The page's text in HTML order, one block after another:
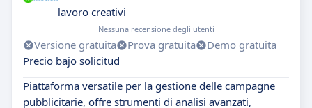
lavoro creativi
Nessuna recensione degli utenti
Versione gratuita Prova gratuita
Demo gratuita
Precio bajo solicitud
Piattaforma versatile per la gestione delle campagne
pubblicitarie, offre strumenti di analisi avanzati,